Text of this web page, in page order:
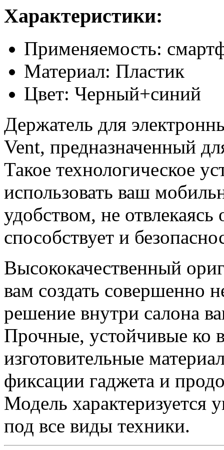
Характеристики:
Применяемость:
Материал: Пластик
Цвет: Черный+синий
Держатель для
Vent, предназначенный
Такое технологическое
использовать ваш
удобством, не
способствует и
Высококачественный
вам создать совершенно
решение внутри салона
Прочные, устойчивые ко
изготовительные
фиксации гаджета и
Модель характеризуется
под все виды техники.